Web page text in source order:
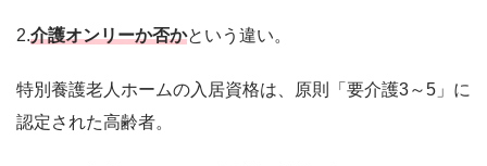
2.介護オンリーか否かという違い。
特別養護老人ホームの入居資格は、原則「要介護3～5」に
認定された高齢者。